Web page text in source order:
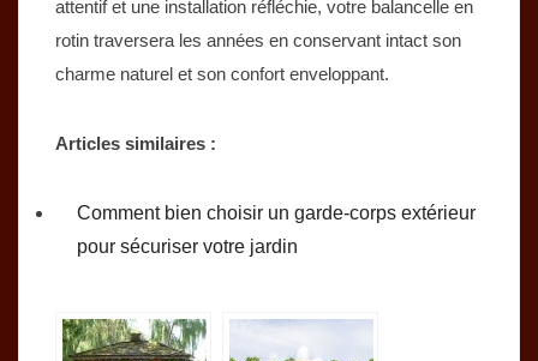
attentif et une installation réfléchie, votre balancelle en
rotin traversera les années en conservant intact son
charme naturel et son confort enveloppant.
Articles similaires :
Comment bien choisir un garde-corps extérieur
pour sécuriser votre jardin